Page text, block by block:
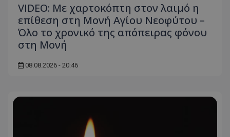
VIDEO: Με χαρτοκόπτη στον λαιμό η
επίθεση στη Μονή Αγίου Νεοφύτου –
Όλο το χρονικό της απόπειρας φόνου
στη Μονή
08.08.2026 - 20:46